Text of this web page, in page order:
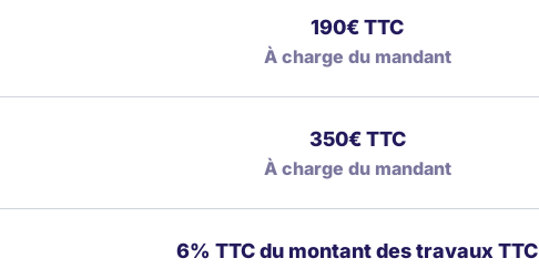
190€ TTC
À charge du mandant
350€ TTC
À charge du mandant
6% TTC du montant des travaux TTC